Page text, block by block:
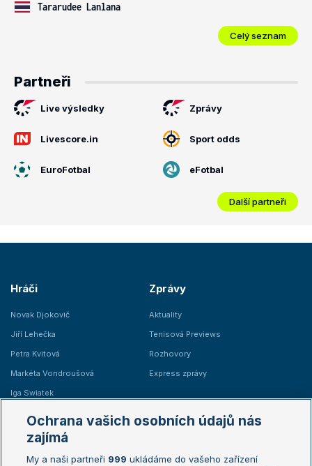
Tararudee Lanlana
Celý seznam
Partneři
Live výsledky Zprávy
Livescore.in Sport odds
EuroFotbal eFotbal
Další partneři
Hráči
Novak Djokovič
Jiří Lehečka
Petra Kvitová
Markéta Vondroušová
Iga Swiatek
Zprávy
Aktuality
Tenisová Previews
Rozhovory
Express zprávy
Žebříčky
Žebříček ATP (muži)
Australian Open
Ochrana vašich osobních údajů nás
zajímá
My a naši partneři 999 ukládáme do vašeho zařízení